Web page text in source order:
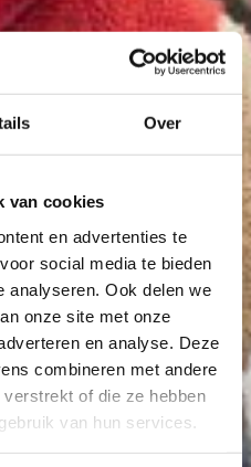
Over
van cookies
en advertenties te
social media te bieden
analyseren. Ook delen we
onze site met onze
en analyse. Deze
combineren met andere
of die ze hebben
van hun services.